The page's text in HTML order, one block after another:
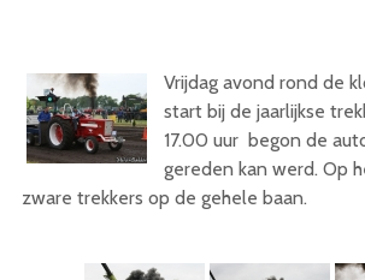
Vrijdag avond rond de
start bij de jaarlijkse
17.00 uur begon de
gereden kan werd. Op
zware trekkers op de gehele baan.